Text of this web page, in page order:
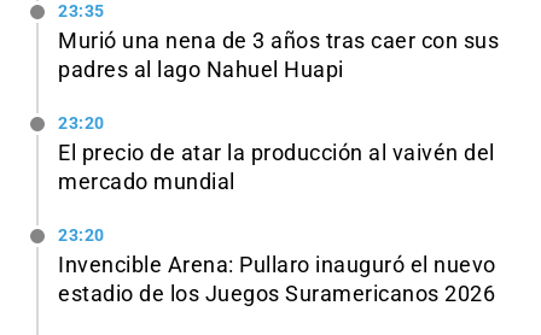
23:35
Murió una nena de 3 años tras caer con sus
padres al lago Nahuel Huapi
23:20
El precio de atar la producción al vaivén del
mercado mundial
23:20
Invencible Arena: Pullaro inauguró el nuevo
estadio de los Juegos Suramericanos 2026